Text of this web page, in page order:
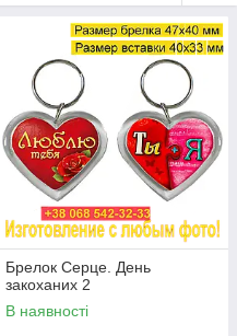
Брелок Серце. День
закоханих 2
В наявності